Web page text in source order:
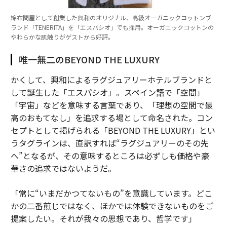
綿布問屋として創業した興和のオリジナル、高級オーガニックコットンブ
ランド「TENERITA」を「エスパシオ」でも採用。オーガニックコットンの
やわらかな肌触りがゲストから好評。
唯一無二のBEYOND THE LUXURY
かくして、興和によるラグジュアリーホテルブランドと
して誕生した「エスパシオ」。スペイン語で「空間」
「宇宙」などを意味する言葉であり、「理想の空間で最
高のおもてなし」を追求する場として命名された。コン
セプトとして掲げられる「BEYOND THE LUXURY」とい
うタグラインは、直訳すれば“ラグジュアリーのその先
へ”となるが、その意味するところは必ずしも価格や豪
華さの追求ではないようだ。
「常に“いまだかつてないもの”を意識しています。どこ
かの二番煎じではなく、ほかでは体験できないものをご
提案したい。それが我々の思想であり、哲学です」